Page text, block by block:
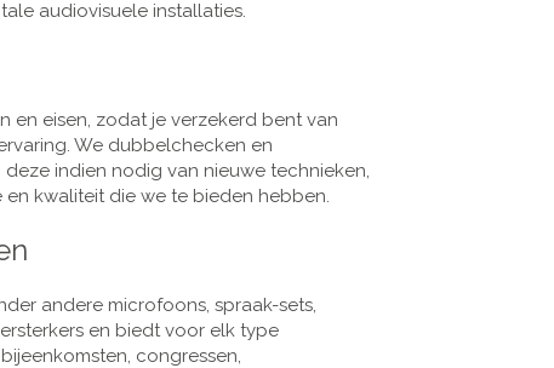
audiovisuele installaties.
en eisen, zodat je verzekerd bent van
We dubbelchecken en
indien nodig van nieuwe technieken,
kwaliteit die we te bieden hebben.
andere microfoons, spraak-sets,
en biedt voor elk type
congressen,